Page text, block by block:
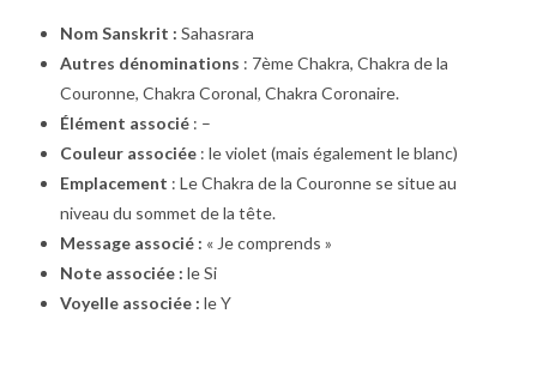
Nom Sanskrit : Sahasrara
Autres dénominations : 7ème Chakra, Chakra de la
Couronne, Chakra Coronal, Chakra Coronaire.
Élément associé : –
Couleur associée : le violet (mais également le blanc)
Emplacement : Le Chakra de la Couronne se situe au
niveau du sommet de la tête.
Message associé : « Je comprends »
Note associée : le Si
Voyelle associée : le Y